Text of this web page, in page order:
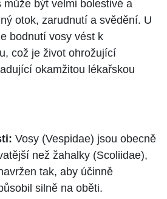
může být velmi bolestivé a
otok, zarudnutí a svědění. U
bodnutí vosy vést k
což je život ohrožující
okamžitou lékařskou
Vosy (Vespidae) jsou obecně
než žahalky (Scoliidae),
tak, aby účinně
silně na oběti.